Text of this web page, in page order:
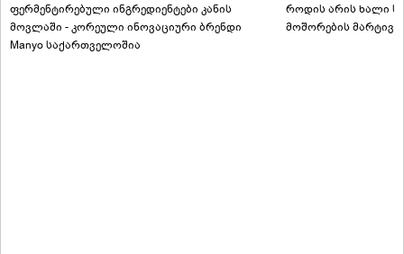
ფერმენტირებული ინგრედიენტები კანის
მოვლაში - კორეული ინოვაციური ბრენდი
Manyo საქართველოშია
როდის არის ხალი
მოშორების